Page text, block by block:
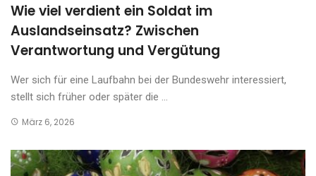
Wie viel verdient ein Soldat im
Auslandseinsatz? Zwischen
Verantwortung und Vergütung
Wer sich für eine Laufbahn bei der Bundeswehr interessiert,
stellt sich früher oder später die ...
März 6, 2026